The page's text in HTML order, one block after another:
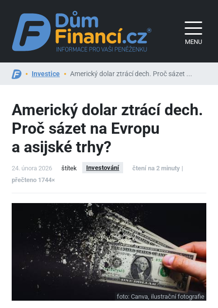
MENU
Investice Americký dolar ztrácí dech. Proč sázet ...
Americký dolar ztrácí dech.
Proč sázet na Evropu
a asijské trhy?
24. února 2026 štítek Investování
čtení na 2 minuty |
přečteno 1744×
foto: Canva, ilustrační fotografie